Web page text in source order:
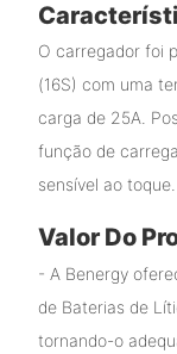
O carregador foi
(16S) com uma
carga de 25A.
função de
sensível ao toque.
Valor Do
- A Benergy
de Baterias de
tornando-o